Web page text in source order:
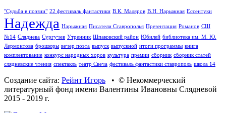
"Судьба в поэзии" 22 фестиваль фантастики В.К. Маляров В.Н. Нарыжная Ессентуки
Надежда Нарыжная Писатели Ставрополья Презентация Романов СШ
№14 Сляднева Сургучев Утренник Шпаковский район Юбилей библиотека им. М. Ю.
Лермонтова брошюры вечер поэта выпуск выпускной итоги программы книга
комплектование конкурс народных хоров культура премии сборник сборник статей
слядневские чтения спектакль театр Свеча фестиваль фантастики ставрополь школа 14
Создание сайта: Рейнт Игорь • © Некоммерческий
литературный фонд имени Валентины Ивановны Слядневой
2015 - 2019 г.